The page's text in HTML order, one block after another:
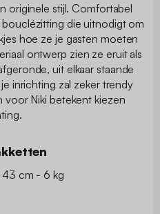
originele stijl. Comfortabel
die uitnodigt om
hoe ze je gasten moeten
ontwerp zien ze eruit als
uit elkaar staande
inrichting zal zeker trendy
voor Niki betekent kiezen
43 cm - 6 kg